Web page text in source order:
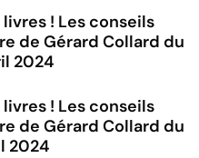
livres ! Les conseils
de Gérard Collard du
2024
livres ! Les conseils
de Gérard Collard du
2024